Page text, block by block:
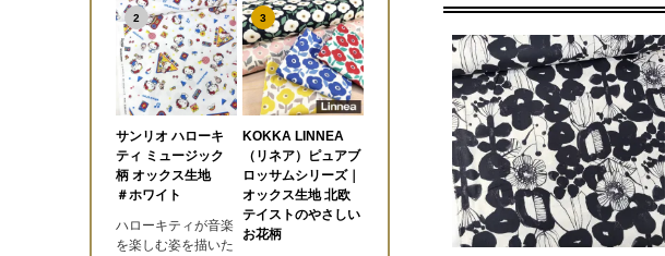
2
サンリオ ハローキ
ティ ミュージック
柄 オックス生地
＃ホワイト
ハローキティが音楽
を楽しむ姿を描いた
3
KOKKA LINNEA
（リネア）ピュアブ
ロッサムシリーズ｜
オックス生地 北欧
テイストのやさしい
お花柄